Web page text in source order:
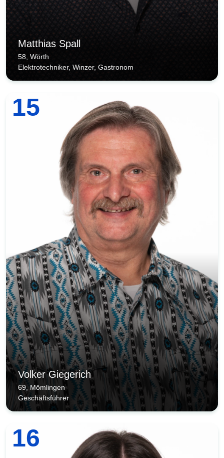
Matthias Spall
58, Wörth
Elektrotechniker, Winzer, Gastronom
15
Volker Giegerich
69, Mömlingen
Geschäftsführer
16